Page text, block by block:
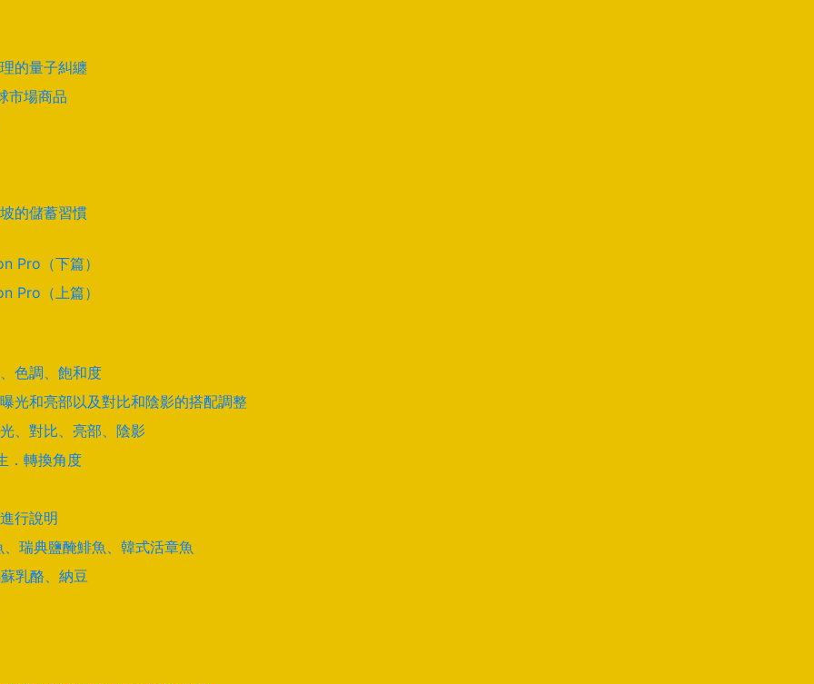
的量子糾纏
市場商品
的儲蓄習慣
Pro（下篇）
Pro（上篇）
色調、飽和度
光和亮部以及對比和陰影的搭配調整
、對比、亮部、陰影
．轉換角度
行說明
瑞典鹽醃鯡魚、韓式活章魚
乳酪、納豆